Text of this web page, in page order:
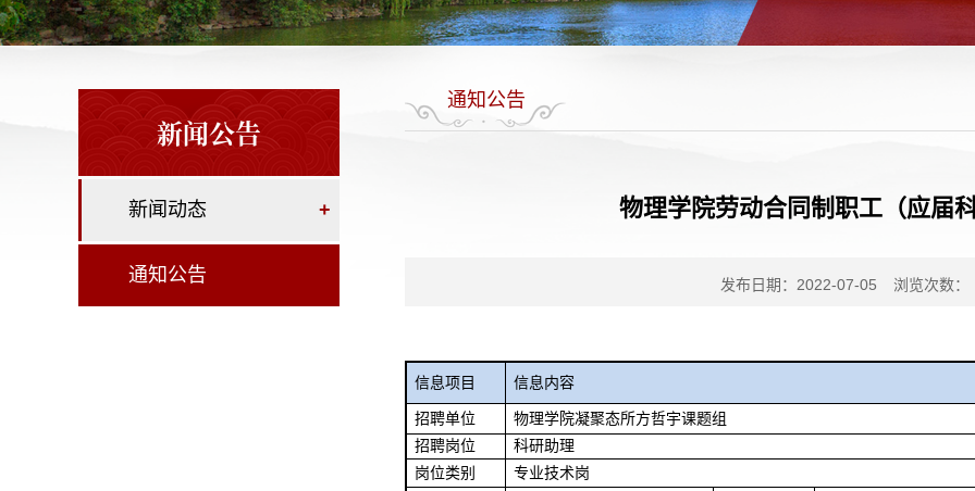
新闻公告
新闻动态 +
通知公告
通知公告
物理学院劳动合同制职工（应届
发布日期：2022-07-05 浏览次数：
信息项目 信息内容
招聘单位
物理学院凝聚态所方哲宇课题组
招聘岗位
科研助理
岗位类别
专业技术岗